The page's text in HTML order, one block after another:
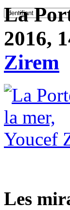
La
2016,
Zirem
Les